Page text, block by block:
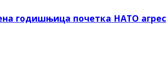
годишњица почетка НАТО